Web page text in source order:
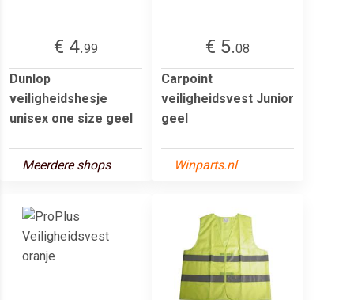
€ 4.99
Dunlop
veiligheidshesje
unisex one size geel
Meerdere shops
€ 5.08
Carpoint
veiligheidsvest Junior
geel
Winparts.nl